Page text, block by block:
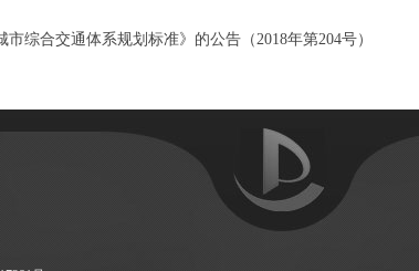
综合交通体系规划标准》的公告（2018年第204号）